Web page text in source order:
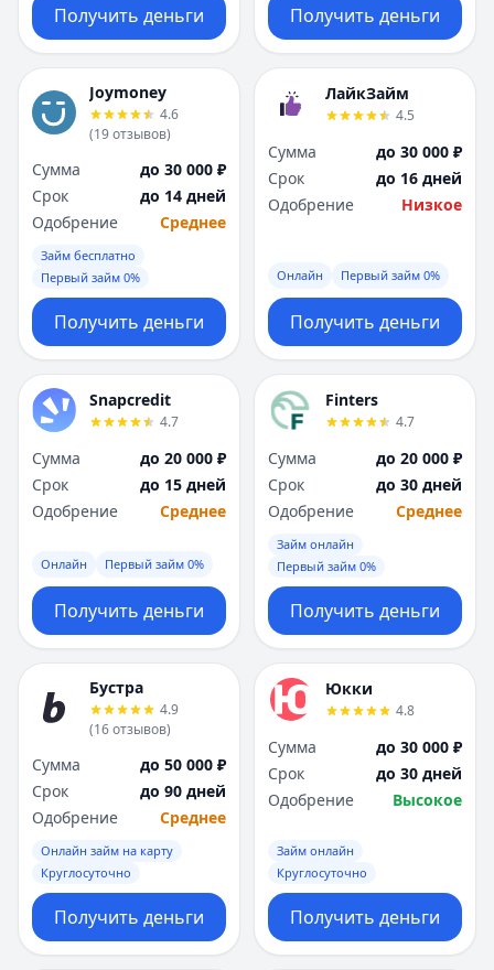
Получить деньги Получить деньги
Joymoney
4.6
(19отзывов)
Сумма
до 30 000 ₽
Срок
до 14 дней
Одобрение
Среднее
Займ бесплатно
Первый займ 0%
Получить деньги
ЛайкЗайм
4.5
Сумма
до 30 000 ₽
Срок
до 16 дней
Одобрение
Низкое
Онлайн Первый займ 0%
Получить деньги
Snapcredit
4.7
Сумма
до 20 000 ₽
Срок
до 15 дней
Одобрение
Среднее
Онлайн Первый займ 0%
Получить деньги
Finters
4.7
Сумма
до 20 000 ₽
Срок
до 30 дней
Одобрение
Среднее
Займ онлайн
Первый займ 0%
Получить деньги
Бустра
4.9
(16отзывов)
Сумма
до 50 000 ₽
Срок
до 90 дней
Одобрение
Среднее
Онлайн займ на карту
Круглосуточно
Получить деньги
Юкки
4.8
Сумма
до 30 000 ₽
Срок
до 30 дней
Одобрение
Высокое
Займ онлайн
Круглосуточно
Получить деньги